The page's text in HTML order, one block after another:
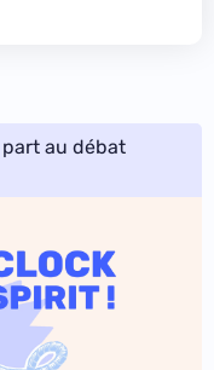
au débat